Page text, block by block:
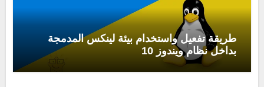
طريقة تفعيل واستخدام بيئة لينكس المدمجة
بداخل نظام ويندوز 10